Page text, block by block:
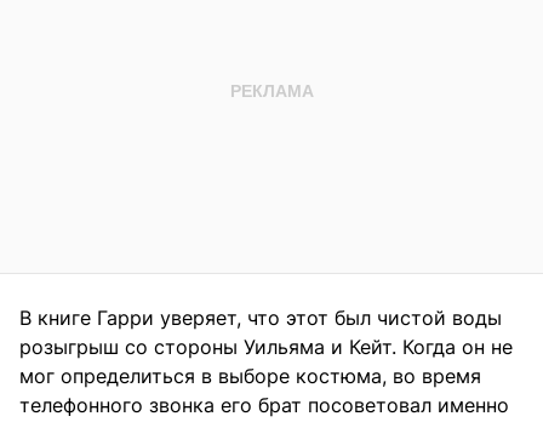
В книге Гарри уверяет, что этот был чистой воды
розыгрыш со стороны Уильяма и Кейт. Когда он не
мог определиться в выборе костюма, во время
телефонного звонка его брат посоветовал именно